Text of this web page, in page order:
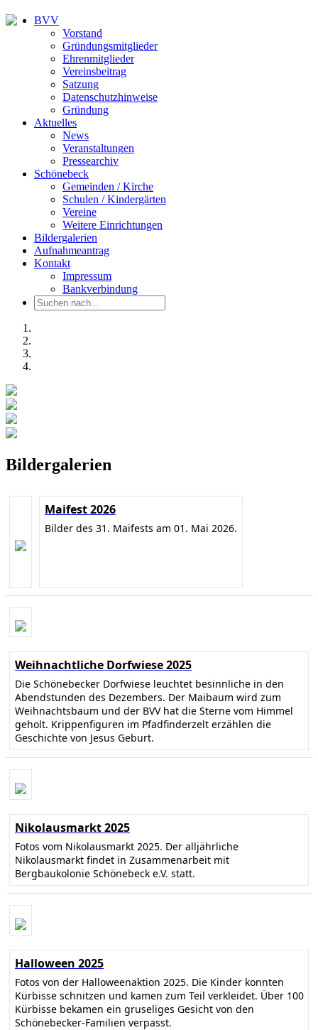
BVV
Vorstand
Gründungsmitglieder
Ehrenmitglieder
Vereinsbeitrag
Satzung
Datenschutzhinweise
Gründung
Aktuelles
News
Veranstaltungen
Pressearchiv
Schönebeck
Gemeinden / Kirche
Schulen / Kindergärten
Vereine
Weitere Einrichtungen
Bildergalerien
Aufnahmeantrag
Kontakt
Impressum
Bankverbindung
Bildergalerien
Maifest 2026
Bilder des 31. Maifests am 01. Mai 2026.
Weihnachtliche Dorfwiese 2025
Die Schönebecker Dorfwiese leuchtet besinnliche in den
Abendstunden des Dezembers. Der Maibaum wird zum
Weihnachtsbaum und der BVV hat die Sterne vom Himmel
geholt. Krippenfiguren im Pfadfinderzelt erzählen die
Geschichte von Jesus Geburt.
Nikolausmarkt 2025
Fotos vom Nikolausmarkt 2025. Der alljährliche
Nikolausmarkt findet in Zusammenarbeit mit
Bergbaukolonie Schönebeck e.V. statt.
Halloween 2025
Fotos von der Halloweenaktion 2025. Die Kinder konnten
Kürbisse schnitzen und kamen zum Teil verkleidet. Über 100
Kürbisse bekamen ein gruseliges Gesicht von den
Schönebecker-Familien verpasst.